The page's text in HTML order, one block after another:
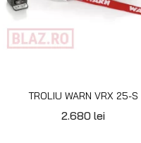
TROLIU WARN VRX 25-S
2.680 lei